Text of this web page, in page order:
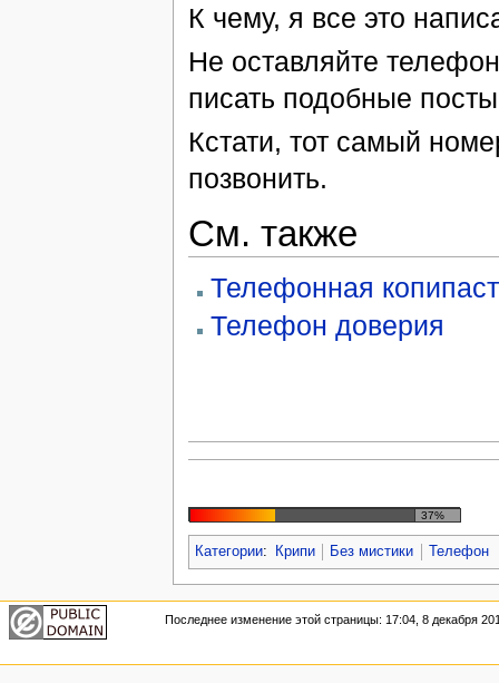
К чему, я все это
Не оставляйте
писать подобные
Кстати, тот самый
позвонить.
См. также
Телефонная
Телефон доверия
37%
Категории: Крипи Без мистики Телефон
Последнее изменение этой страницы: 17:04, 8 декабря